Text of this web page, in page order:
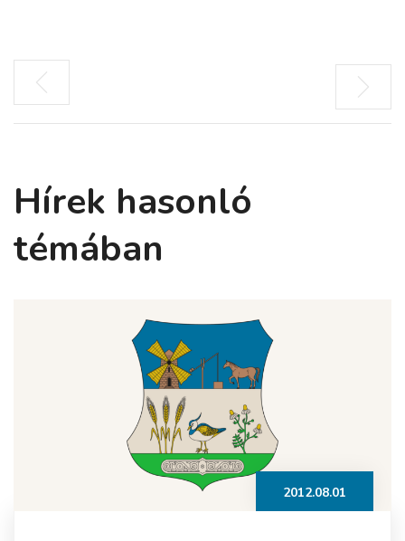
Hírek hasonló
témában
2012.08.01